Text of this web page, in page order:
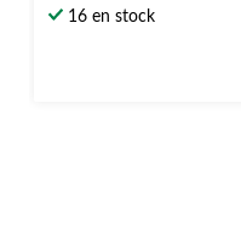
étoile(s)
16 en stock